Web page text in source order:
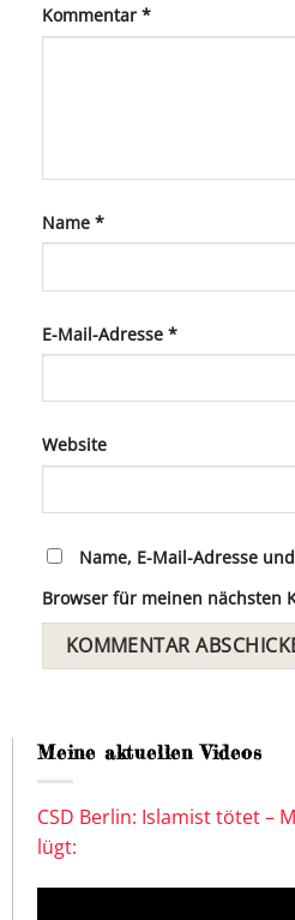
Kommentar *
Name *
E-Mail-Adresse *
Website
Name, E-Mail-Adresse
Browser für meinen nächsten
Meine aktuellen Videos
CSD Berlin: Islamist tötet –
lügt: